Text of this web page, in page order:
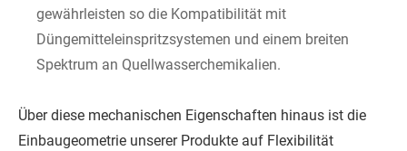
gewährleisten so die Kompatibilität mit
Düngemitteleinspritzsystemen und einem breiten
Spektrum an Quellwasserchemikalien.
Über diese mechanischen Eigenschaften hinaus ist die
Einbaugeometrie unserer Produkte auf Flexibilität